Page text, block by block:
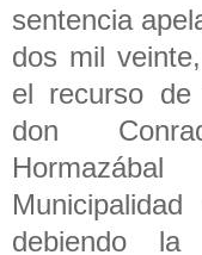
sentencia
dos mil
el recurso de
don
debiendo la